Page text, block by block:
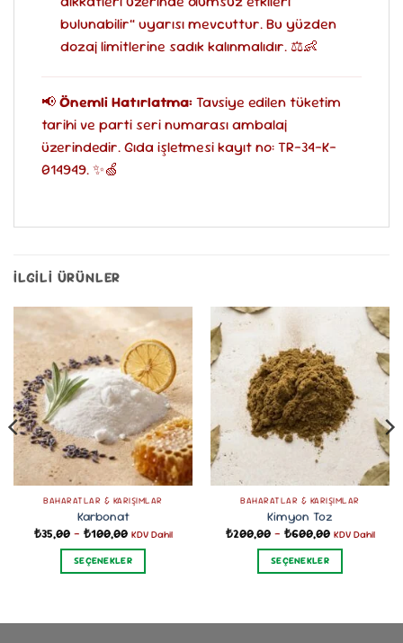
bulunabilir” uyarısı mevcuttur. Bu yüzden
dozaj limitlerine sadık kalınmalıdır. ⚖️👶
📢Önemli Hatırlatma:Tavsiye edilen tüketim
tarihi ve parti seri numarası ambalaj
üzerindedir. Gıda işletmesi kayıt no: TR-34-K-
014949. ✨🍏
İLGILI ÜRÜNLER
BAHARATLAR & KARIŞIMLAR
Karbonat
₺35,00 – ₺100,00Fiyat
₺35,00
-
₺100,00
KDV Dahil
SEÇENEKLER
birden
BAHARATLAR & KARIŞIMLAR
Kimyon Toz
₺200,00 – ₺600,00Fiyat
₺200,00
-
₺600,00
KDV Dahil
SEÇENEKLER
birden